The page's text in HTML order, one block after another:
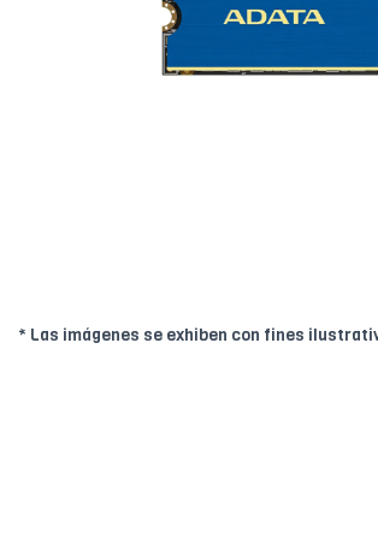
* Las imágenes se exhiben con fines